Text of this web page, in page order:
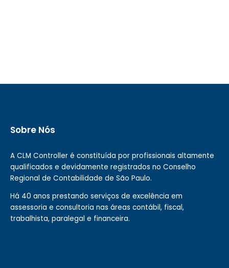
Sobre Nós
A CLM Controller é constituída por profissionais altamente
qualificados e devidamente registrados no Conselho
Regional de Contabilidade de São Paulo.
Há 40 anos prestando serviços de excelência em
assessoria e consultoria nas áreas contábil, fiscal,
trabalhista, paralegal e financeira.